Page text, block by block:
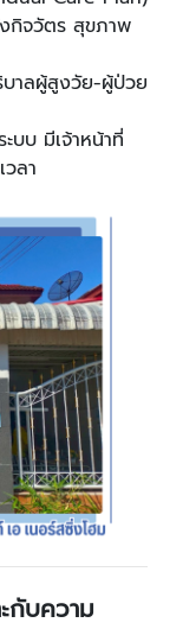
งกิจวัตร สุขภาพ
บาลผู้สูงวัย-ผู้ป่วย
บบ มีเจ้าหน้าที่
ลา
กับความ